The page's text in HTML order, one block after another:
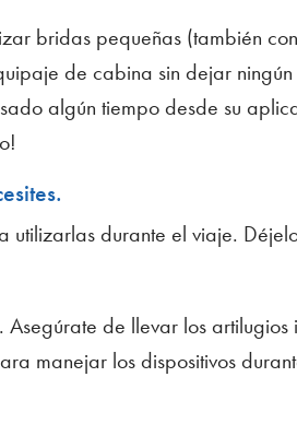
bridas pequeñas (también
de cabina sin dejar
algún tiempo desde su
utilizarlas durante el viaje.
de llevar los
manejar los dispositivos